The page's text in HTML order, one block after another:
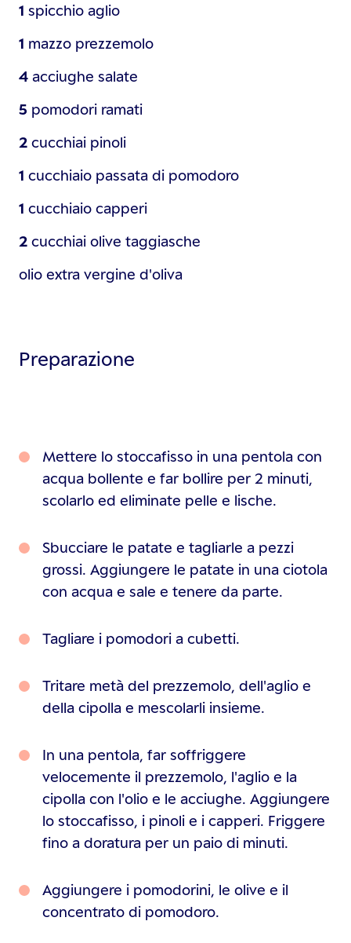
1 spicchio aglio
1 mazzo prezzemolo
4 acciughe salate
5 pomodori ramati
2 cucchiai pinoli
1 cucchiaio passata di pomodoro
1 cucchiaio capperi
2 cucchiai olive taggiasche
olio extra vergine d'oliva
Preparazione
Mettere lo stoccafisso in una pentola con
acqua bollente e far bollire per 2 minuti,
scolarlo ed eliminate pelle e lische.
Sbucciare le patate e tagliarle a pezzi
grossi. Aggiungere le patate in una ciotola
con acqua e sale e tenere da parte.
Tagliare i pomodori a cubetti.
Tritare metà del prezzemolo, dell'aglio e
della cipolla e mescolarli insieme.
In una pentola, far soffriggere
velocemente il prezzemolo, l'aglio e la
cipolla con l'olio e le acciughe. Aggiungere
lo stoccafisso, i pinoli e i capperi. Friggere
fino a doratura per un paio di minuti.
Aggiungere i pomodorini, le olive e il
concentrato di pomodoro.